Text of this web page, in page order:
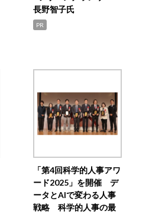
長野智子氏
PR
「第4回科学的人事アワ
ード2025」を開催 デ
ータとAIで変わる人事
戦略 科学的人事の最